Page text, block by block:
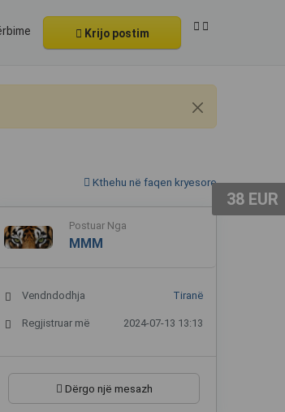
Krijo postim
Kthehu në faqen kryesore
38 EUR
Postuar Nga
MMM
Vendndodhja Tiranë
Regjistruar më 2024-07-13 13:13
Dërgo një mesazh